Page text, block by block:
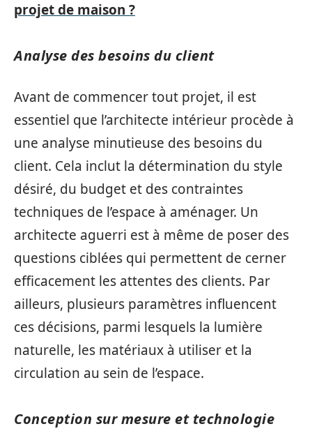
projet de maison ?
Analyse des besoins du client
Avant de commencer tout projet, il est
essentiel que l’architecte intérieur procède à
une analyse minutieuse des besoins du
client. Cela inclut la détermination du style
désiré, du budget et des contraintes
techniques de l’espace à aménager. Un
architecte aguerri est à même de poser des
questions ciblées qui permettent de cerner
efficacement les attentes des clients. Par
ailleurs, plusieurs paramètres influencent
ces décisions, parmi lesquels la lumière
naturelle, les matériaux à utiliser et la
circulation au sein de l’espace.
Conception sur mesure et technologie